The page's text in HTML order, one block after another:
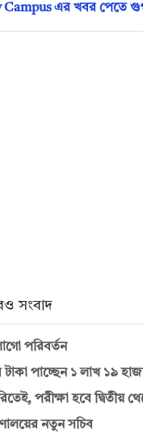
Campus এর খবর পেতে
সংবাদ
পরিবর্তন
পাচ্ছেন ১ লাখ ১৯
পরীক্ষা হবে দ্বিতীয়
নতুন সচিব